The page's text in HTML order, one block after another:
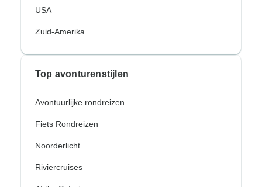
USA
Zuid-Amerika
Top avonturenstijlen
Avontuurlijke rondreizen
Fiets Rondreizen
Noorderlicht
Riviercruises